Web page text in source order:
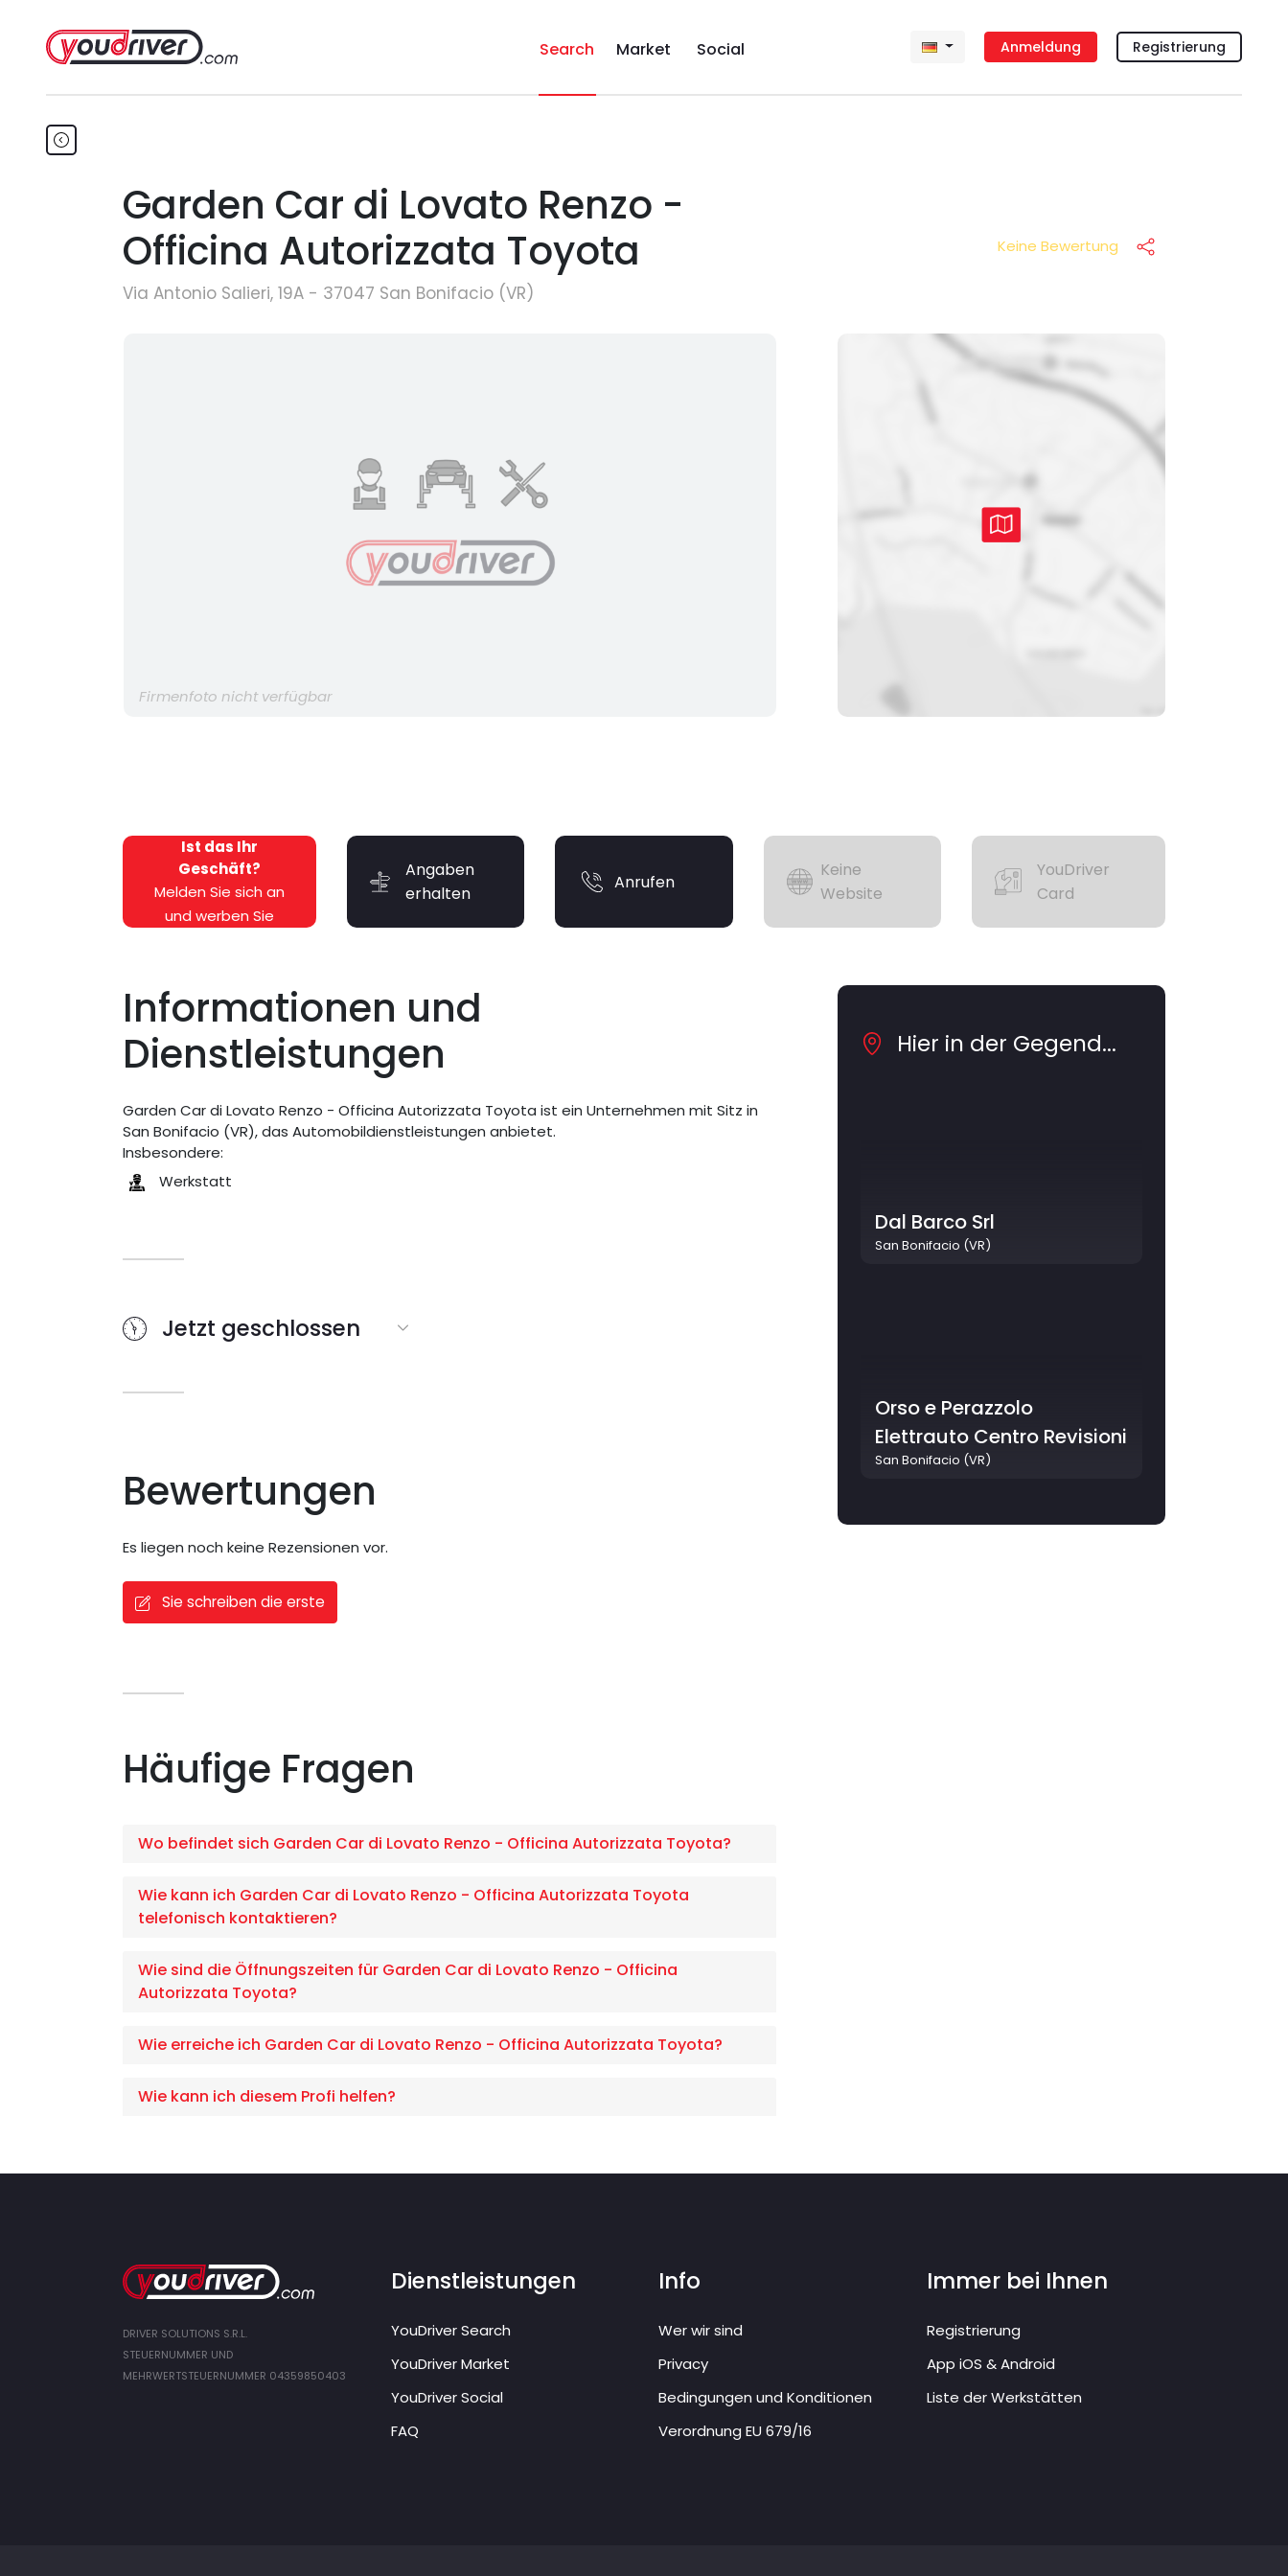
Search Market Social Anmeldung Registrierung
Garden Car di Lovato Renzo -
Officina Autorizzata Toyota
Via Antonio Salieri, 19A - 37047 San Bonifacio (VR)
Keine Bewertung
Firmenfoto nicht verfügbar
Ist das Ihr
Geschäft?
Melden Sie sich an
und werben Sie
Angaben
erhalten
Anrufen
Keine
Website
YouDriver
Card
Informationen und
Dienstleistungen
Garden Car di Lovato Renzo - Officina Autorizzata Toyota ist ein Unternehmen mit Sitz in
San Bonifacio (VR), das Automobildienstleistungen anbietet.
Insbesondere:
Werkstatt
Jetzt geschlossen
Bewertungen
Es liegen noch keine Rezensionen vor.
Sie schreiben die erste
Häufige Fragen
Wo befindet sich Garden Car di Lovato Renzo - Officina Autorizzata Toyota?
Wie kann ich Garden Car di Lovato Renzo - Officina Autorizzata Toyota
telefonisch kontaktieren?
Wie sind die Öffnungszeiten für Garden Car di Lovato Renzo - Officina
Autorizzata Toyota?
Wie erreiche ich Garden Car di Lovato Renzo - Officina Autorizzata Toyota?
Wie kann ich diesem Profi helfen?
Hier in der Gegend...
Dal Barco Srl
San Bonifacio (VR)
Orso e Perazzolo
Elettrauto Centro Revisioni
San Bonifacio (VR)
DRIVER SOLUTIONS S.R.L.
STEUERNUMMER UND
MEHRWERTSTEUERNUMMER 04359850403
Dienstleistungen
YouDriver Search
YouDriver Market
YouDriver Social
FAQ
Info
Wer wir sind
Privacy
Bedingungen und Konditionen
Verordnung EU 679/16
Immer bei Ihnen
Registrierung
App iOS & Android
Liste der Werkstätten